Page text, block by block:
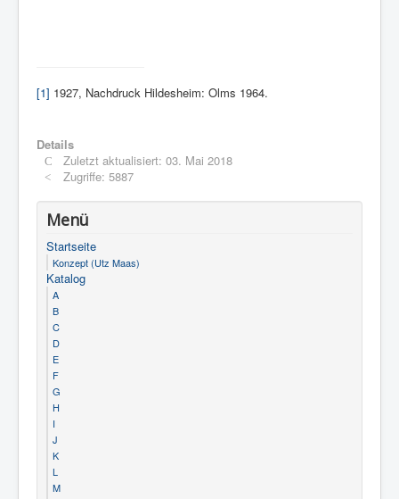
[1] 1927, Nachdruck Hildesheim: Olms 1964.
Details
Zuletzt aktualisiert: 03. Mai 2018
Zugriffe: 5887
Menü
Startseite
Konzept (Utz Maas)
Katalog
A
B
C
D
E
F
G
H
I
J
K
L
M